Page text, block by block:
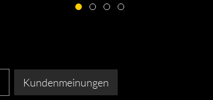
Kundenmeinungen